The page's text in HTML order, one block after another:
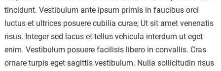
tincidunt. Vestibulum ante ipsum primis in faucibus orci
luctus et ultrices posuere cubilia curae; Ut sit amet venenatis
risus. Integer sed lacus et tellus vehicula interdum ut eget
enim. Vestibulum posuere facilisis libero in convallis. Cras
ornare turpis eget sagittis vestibulum. Nulla sollicitudin risus